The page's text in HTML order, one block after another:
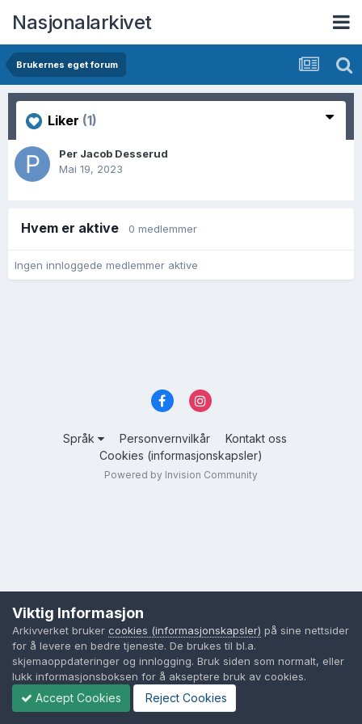
Nasjonalarkivet
Brukernes eget forum
Liker (1)
Per Jacob Desserud
Mai 19, 2023
Hvem er aktive 0 medlemmer
Ingen innloggede medlemmer aktive
Språk Personvernvilkår
Kontakt oss
Cookies (informasjonskapsler)
Powered by Invision Community
Viktig Informasjon
Arkivverket bruker cookies (informasjonskapsler) på sine nettsider
for å levere en bedre tjeneste. De brukes til bl.a.
skjemaoppdateringer og innlogging. Bruk siden som normalt, eller
lukk informasjonsboksen for å akseptere bruk av cookies.
Accept Cookies Reject Cookies